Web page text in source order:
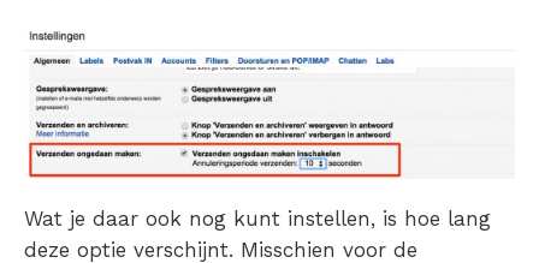
Wat je daar ook nog kunt instellen, is hoe lang
deze optie verschijnt. Misschien voor de